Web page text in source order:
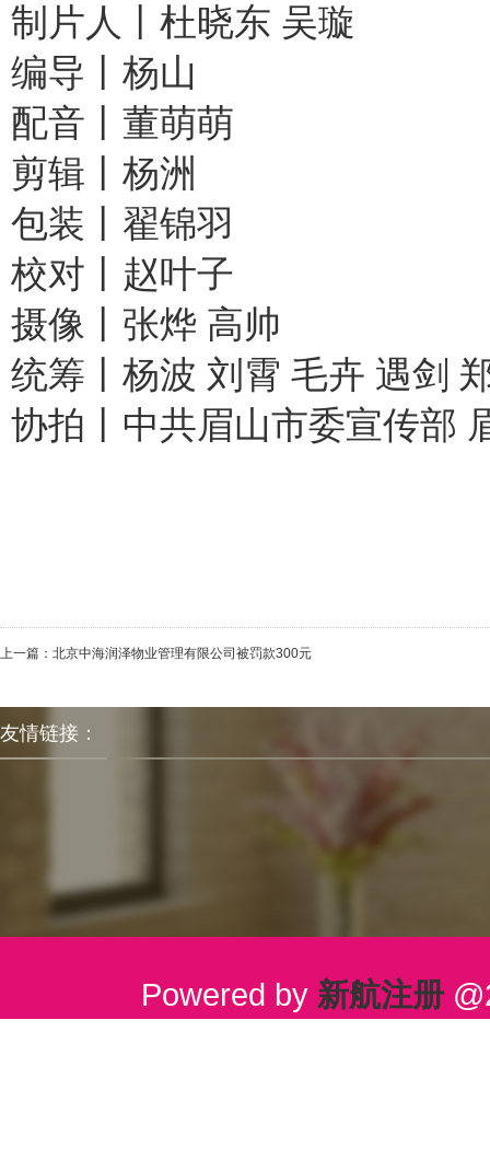
制片人丨杜晓东 吴璇
编导丨杨山
配音丨董萌萌
剪辑丨杨洲
包装丨翟锦羽
校对丨赵叶子
摄像丨张烨 高帅
统筹丨杨波 刘霄 毛卉 遇剑
协拍丨中共眉山市委宣传部
上一篇： 北京中海润泽物业管理有限公司被罚款300元
友情链接：
Powered by 新航注册